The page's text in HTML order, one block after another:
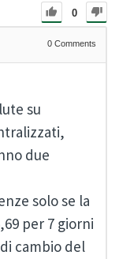
0
0 Comments
su
due
solo se la
per 7 giorni
cambio del